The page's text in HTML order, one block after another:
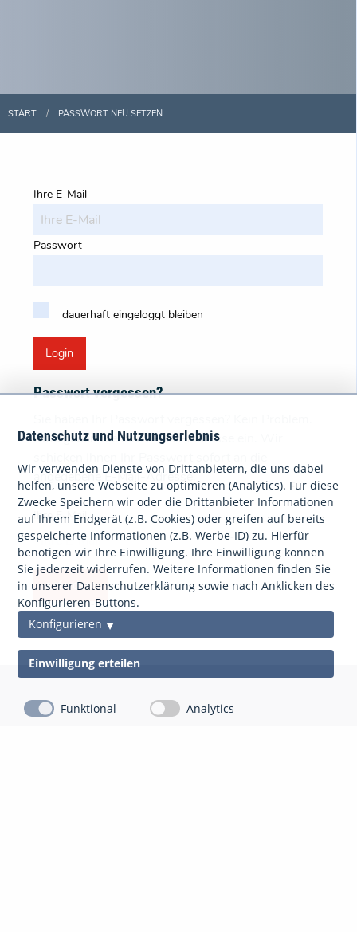
START PASSWORT NEU SETZEN
Ihre E-Mail
Passwort
dauerhaft eingeloggt bleiben
Login
Passwort vergessen?
Bitte geben Sie Ihre E-Mail-Adresse ein. Wir
angegebene E-Mail-Adresse.
Ihre E-Mail
anfordern
Datenschutz und Nutzungserlebnis
Wir verwenden Dienste von Drittanbietern, die uns dabei
helfen, unsere Webseite zu optimieren (Analytics). Für diese
Zwecke Speichern wir oder die Drittanbieter Informationen
auf Ihrem Endgerät (z.B. Cookies) oder greifen auf bereits
gespeicherte Informationen (z.B. Werbe-ID) zu. Hierfür
benötigen wir Ihre Einwilligung. Ihre Einwilligung können
Sie jederzeit widerrufen. Weitere Informationen finden Sie
in unserer Datenschutzerklärung sowie nach Anklicken des
Konfigurieren-Buttons.
Konfigurieren
Einwilligung erteilen
Funktional Analytics